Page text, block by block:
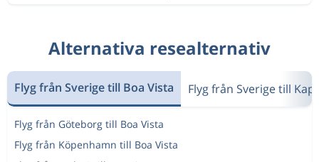
Alternativa resealternativ
Flyg från Sverige till Boa Vista Flyg från Sverige till Kap
Flyg från Göteborg till Boa Vista
Flyg från Köpenhamn till Boa Vista